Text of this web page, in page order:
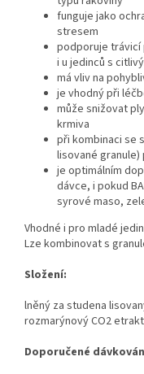
funguje jako
stresem
podporuje trávicí
i u jedinců s
má vliv na
je vhodný při
může snižovat
krmiva
při kombinaci se
lisované
je optimálním
dávce, i pokud
syrové maso,
Vhodné i pro mladé
Lze kombinovat s
Složení:
lněný za studena
rozmarýnový CO2
Doporučené